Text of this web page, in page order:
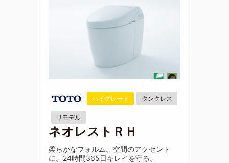
ハイグレード タンクレス
リモデル
ネオレストＲＨ
柔らかなフォルム。空間のアクセント
に。24時間365日キレイを守る。